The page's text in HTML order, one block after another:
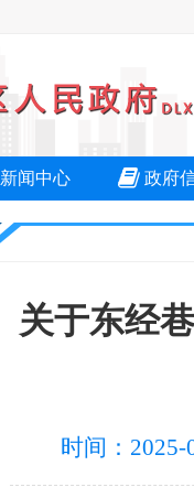
新闻中心 政府
关于东经
时间：